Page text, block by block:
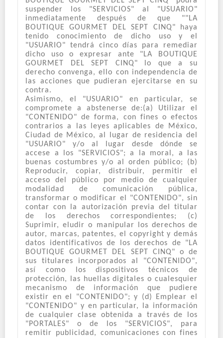
suspender los "SERVICIOS" al "USUARIO"
inmediatamente después de que ""LA
BOUTIQUE GOURMET DEL SEPT CINQ" haya
tenido conocimiento de dicho uso y el
"USUARIO" tendrá cinco días para remediar
dicho uso o expresar ante "LA BOUTIQUE
GOURMET DEL SEPT CINQ" lo que a su
derecho convenga, ello con independencia de
las acciones que pudieran ejercitarse en su
contra.
Asimismo, el "USUARIO" en particular, se
compromete a abstenerse de:(a) Utilizar el
"CONTENIDO" de forma, con fines o efectos
contrarios a las leyes aplicables de México,
Ciudad de México, al lugar de residencia del
"USUARIO" y/o al lugar desde dónde se
accese a los "SERVICIOS"; a la moral, a las
buenas costumbres y/o al orden público; (b)
Reproducir, copiar, distribuir, permitir el
acceso del público por medio de cualquier
modalidad de comunicación pública,
transformar o modificar el "CONTENIDO", sin
contar con la autorización previa del titular
de los derechos correspondientes; (c)
Suprimir, eludir o manipular los derechos de
autor, marcas, patentes, el copyright y demás
datos identificativos de los derechos de "LA
BOUTIQUE GOURMET DEL SEPT CINQ" o de
sus titulares incorporados al "CONTENIDO",
así como los dispositivos técnicos de
protección, las huellas digitales o cualesquier
mecanismo de información que pudiere
existir en el "CONTENIDO"; y (d) Emplear el
"CONTENIDO" y en particular, la información
de cualquier clase obtenida a través de los
"PORTALES" o de los "SERVICIOS", para
remitir publicidad, comunicaciones con fines